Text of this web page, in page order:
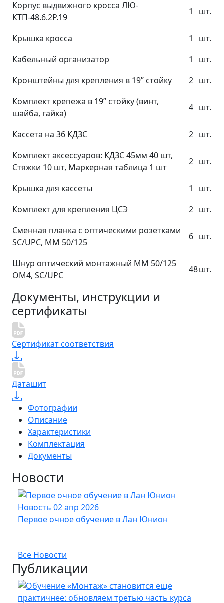
Корпус выдвижного кросса ЛЮ-
КТП-48.6.2Р.19
1 шт.
Крышка кросса 1
шт.
Кабельный организатор
1
шт.
Кронштейны для крепления в 19” стойку
2 шт.
Комплект крепежа в 19” стойку (винт,
шайба, гайка)
4 шт.
Кассета на 36 КДЗС 2 шт.
Комплект аксессуаров: КДЗС 45мм 40 шт,
Стяжки 10 шт, Маркерная таблица 1 шт
2 шт.
Крышка для кассеты 1
шт.
Комплект для крепления ЦСЭ
2 шт.
Сменная планка с оптическими розетками
SC/UPC, MM 50/125
6 шт.
Шнур оптический монтажный MM 50/125
OM4, SC/UPC
48шт.
Документы, инструкции и
сертификаты
Сертификат соответствия
Даташит
Фотографии
Описание
Характеристики
Комплектация
Документы
Новости
Новость 02 апр 2026
Первое очное обучение в Лан Юнион
Все Новости
Публикации